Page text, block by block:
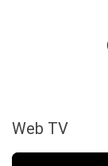
Web TV